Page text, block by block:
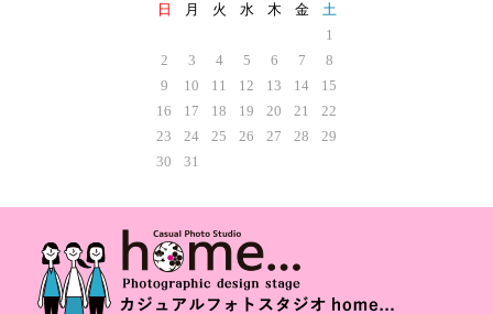
日
月 火 水 木 金
土
1
2
3 4 5 6 7
8
9
10 11 12 13 14
15
16
17 18 19 20 21
22
23
24 25 26 27 28
29
30
31